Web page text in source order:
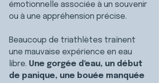
émotionnelle associée à un souvenir
ou à une appréhension précise.
Beaucoup de triathlètes traînent
une mauvaise expérience en eau
libre. Une gorgée d'eau, un début
de panique, une bouée manquée